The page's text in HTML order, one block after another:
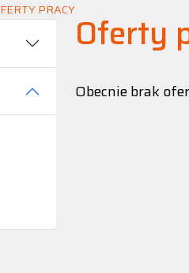
PRACYOferty
Obecnie brak